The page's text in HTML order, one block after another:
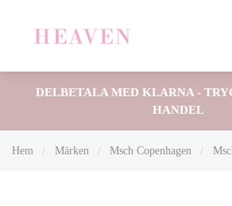
DELBETALA MED KLARNA -
HANDEL
Hem / Märken / Msch Copenhagen /